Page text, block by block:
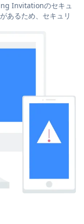
Invitationのセキュ
あるため、セキュリ